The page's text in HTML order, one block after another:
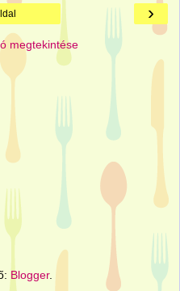
›
megtekintése
Blogger.